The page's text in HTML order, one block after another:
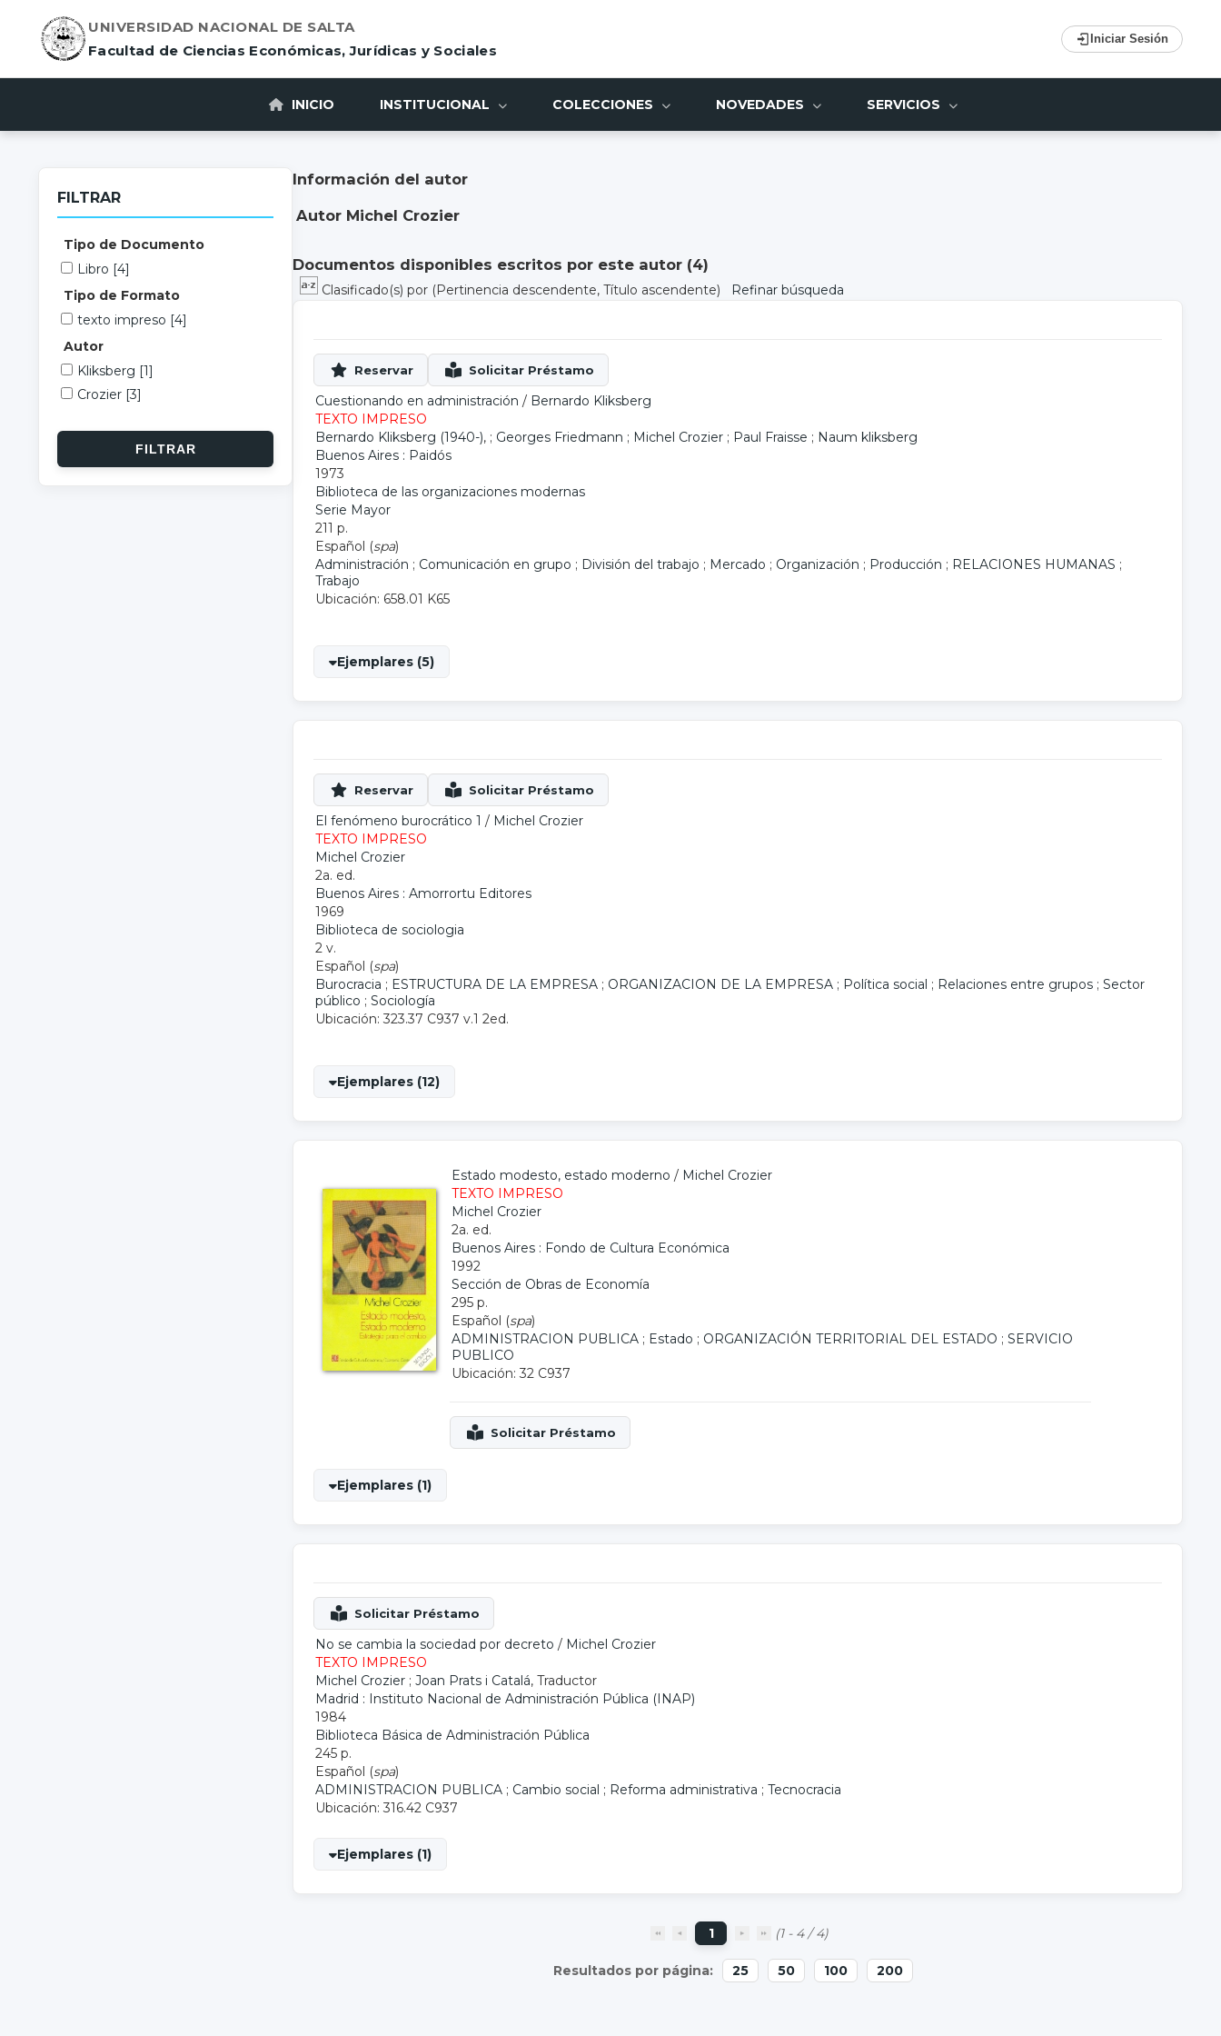
UNIVERSIDAD NACIONAL DE SALTA
Facultad de Ciencias Económicas, Jurídicas y Sociales
Iniciar Sesión
INICIO INSTITUCIONAL COLECCIONES NOVEDADES SERVICIOS
Información del autor
Autor Michel Crozier
Documentos disponibles escritos por este autor (4)
Clasificado(s) por (Pertinencia descendente, Título ascendente) Refinar búsqueda
Cuestionando en administración / Bernardo Kliksberg
TEXTO IMPRESO
Bernardo Kliksberg (1940-), ; Georges Friedmann ; Michel Crozier ; Paul Fraisse ; Naum kliksberg
Buenos Aires : Paidós
1973
Biblioteca de las organizaciones modernas
Serie Mayor
211 p.
Español (spa)
Administración ; Comunicación en grupo ; División del trabajo ; Mercado ; Organización ; Producción ; RELACIONES HUMANAS ;
Trabajo
Ubicación: 658.01 K65
Ejemplares (5)
El fenómeno burocrático 1 / Michel Crozier
TEXTO IMPRESO
Michel Crozier
2a. ed.
Buenos Aires : Amorrortu Editores
1969
Biblioteca de sociologia
2 v.
Español (spa)
Burocracia ; ESTRUCTURA DE LA EMPRESA ; ORGANIZACION DE LA EMPRESA ; Política social ; Relaciones entre grupos ; Sector
público ; Sociología
Ubicación: 323.37 C937 v.1 2ed.
Ejemplares (12)
Estado modesto, estado moderno / Michel Crozier
TEXTO IMPRESO
Michel Crozier
2a. ed.
Buenos Aires : Fondo de Cultura Económica
1992
Sección de Obras de Economía
295 p.
Español (spa)
ADMINISTRACION PUBLICA ; Estado ; ORGANIZACIÓN TERRITORIAL DEL ESTADO ; SERVICIO
PUBLICO
Ubicación: 32 C937
Ejemplares (1)
No se cambia la sociedad por decreto / Michel Crozier
TEXTO IMPRESO
Michel Crozier ; Joan Prats i Catalá, Traductor
Madrid : Instituto Nacional de Administración Pública (INAP)
1984
Biblioteca Básica de Administración Pública
245 p.
Español (spa)
ADMINISTRACION PUBLICA ; Cambio social ; Reforma administrativa ; Tecnocracia
Ubicación: 316.42 C937
Ejemplares (1)
1 (1 - 4 / 4)
25 50 100 200
FILTRAR
Tipo de Documento
Libro [4]
Tipo de Formato
texto impreso [4]
Autor
Kliksberg [1]
Crozier [3]